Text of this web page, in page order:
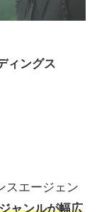
ィングス
スエージェン
ャンルが幅広